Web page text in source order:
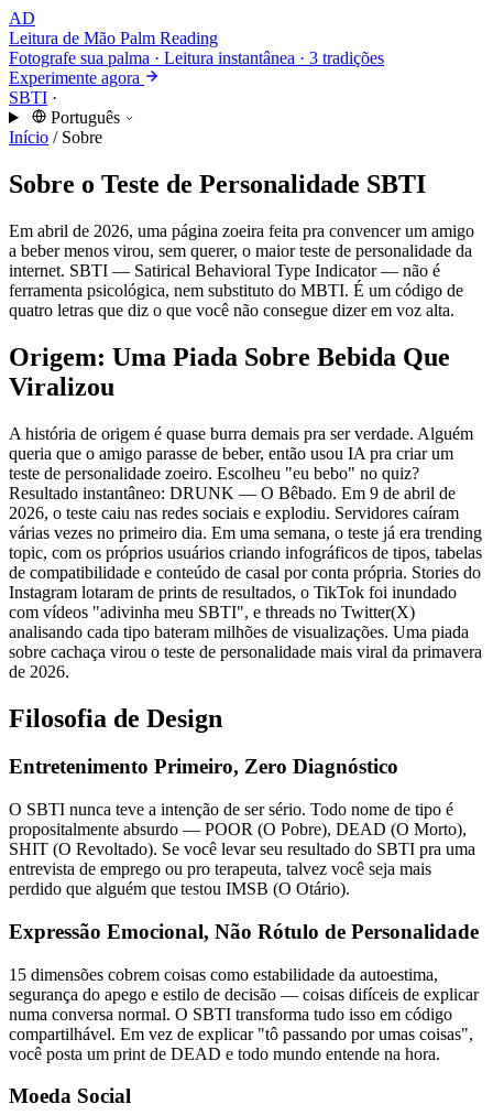
AD
Leitura de Mão Palm Reading
Fotografe sua palma · Leitura instantânea · 3 tradições
Experimente agora
SBTI ·
Português
Início / Sobre
Sobre o Teste de Personalidade SBTI
Em abril de 2026, uma página zoeira feita pra convencer um amigo
a beber menos virou, sem querer, o maior teste de personalidade da
internet. SBTI — Satirical Behavioral Type Indicator — não é
ferramenta psicológica, nem substituto do MBTI. É um código de
quatro letras que diz o que você não consegue dizer em voz alta.
Origem: Uma Piada Sobre Bebida Que
Viralizou
A história de origem é quase burra demais pra ser verdade. Alguém
queria que o amigo parasse de beber, então usou IA pra criar um
teste de personalidade zoeiro. Escolheu "eu bebo" no quiz?
Resultado instantâneo: DRUNK — O Bêbado. Em 9 de abril de
2026, o teste caiu nas redes sociais e explodiu. Servidores caíram
várias vezes no primeiro dia. Em uma semana, o teste já era trending
topic, com os próprios usuários criando infográficos de tipos, tabelas
de compatibilidade e conteúdo de casal por conta própria. Stories do
Instagram lotaram de prints de resultados, o TikTok foi inundado
com vídeos "adivinha meu SBTI", e threads no Twitter(X)
analisando cada tipo bateram milhões de visualizações. Uma piada
sobre cachaça virou o teste de personalidade mais viral da primavera
de 2026.
Filosofia de Design
Entretenimento Primeiro, Zero Diagnóstico
O SBTI nunca teve a intenção de ser sério. Todo nome de tipo é
propositalmente absurdo — POOR (O Pobre), DEAD (O Morto),
SHIT (O Revoltado). Se você levar seu resultado do SBTI pra uma
entrevista de emprego ou pro terapeuta, talvez você seja mais
perdido que alguém que testou IMSB (O Otário).
Expressão Emocional, Não Rótulo de Personalidade
15 dimensões cobrem coisas como estabilidade da autoestima,
segurança do apego e estilo de decisão — coisas difíceis de explicar
numa conversa normal. O SBTI transforma tudo isso em código
compartilhável. Em vez de explicar "tô passando por umas coisas",
você posta um print de DEAD e todo mundo entende na hora.
Moeda Social